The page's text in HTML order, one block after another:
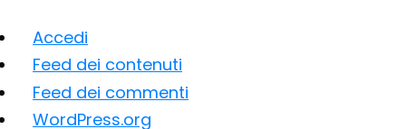
Accedi
Feed dei contenuti
Feed dei commenti
WordPress.org